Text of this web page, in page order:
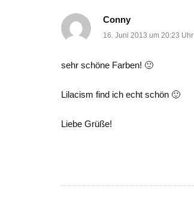
Conny
16. Juni 2013 um 20:23 Uhr
sehr schöne Farben! 🙂
Lilacism find ich echt schön 🙂
Liebe Grüße!